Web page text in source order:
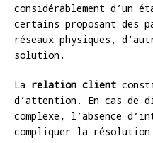
considérablement d’un
certains proposant des
réseaux physiques,
solution.
La relation client
d’attention. En cas de
complexe, l’absence
compliquer la résolution